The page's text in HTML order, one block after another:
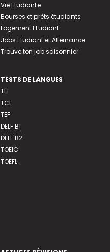
Vie Etudiante
Bourses et prêts étudiants
Logement Etudiant
Jobs Etudiant et Alternance
Trouve ton job saisonnier
TESTS DE LANGUES
TFI
TCF
TEF
DELF B1
DELF B2
TOEIC
TOEFL